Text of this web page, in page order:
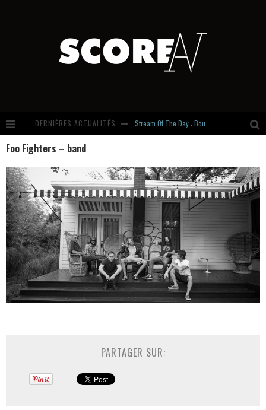
DERNIÈRES ACTUALITÉS
Hardcore, Actually. Meet Cút Lộn
Introducing Newcomer : Gudewife
Foo Fighters – band
PARTAGER SUR: